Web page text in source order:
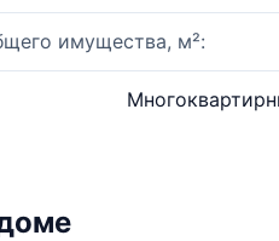
имущества, м²: